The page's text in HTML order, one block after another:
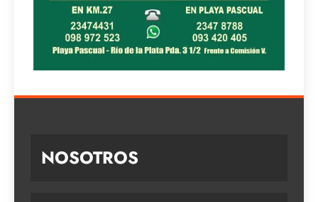
NOSOTROS